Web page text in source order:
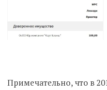
Примечательно, что в